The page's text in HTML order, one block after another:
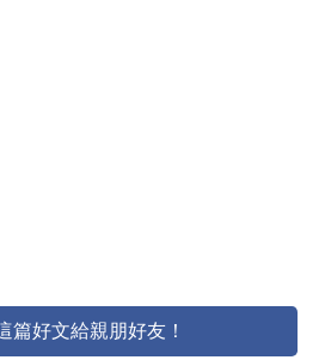
好文給親朋好友！